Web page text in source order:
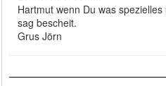
Hartmut wenn Du was
sag bescheit.
Grus Jörn